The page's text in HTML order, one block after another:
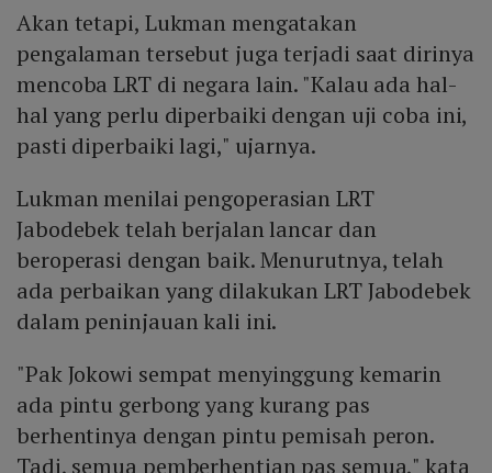
Akan tetapi, Lukman mengatakan
pengalaman tersebut juga terjadi saat dirinya
mencoba LRT di negara lain. "Kalau ada hal-
hal yang perlu diperbaiki dengan uji coba ini,
pasti diperbaiki lagi," ujarnya.
Lukman menilai pengoperasian LRT
Jabodebek telah berjalan lancar dan
beroperasi dengan baik. Menurutnya, telah
ada perbaikan yang dilakukan LRT Jabodebek
dalam peninjauan kali ini.
"Pak Jokowi sempat menyinggung kemarin
ada pintu gerbong yang kurang pas
berhentinya dengan pintu pemisah peron.
Tadi, semua pemberhentian pas semua," kata